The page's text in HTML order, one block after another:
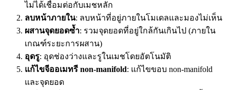
ไม่ได้เชื่อมต่อกับเมชหลัก
ลบหน้าภายใน: ลบหน้าที่อยู่ภายในโมเดลและมองไม่เห็น
ผสานจุดยอดซ้ำ: รวมจุดยอดที่อยู่ใกล้กันเกินไป (ภายใน
เกณฑ์ระยะการผสาน)
อุดรู: อุดช่องว่างและรูในเมชโดยอัตโนมัติ
แก้ไขจีออเมทรี non-manifold: แก้ไขขอบ non-manifold
และจุดยอด